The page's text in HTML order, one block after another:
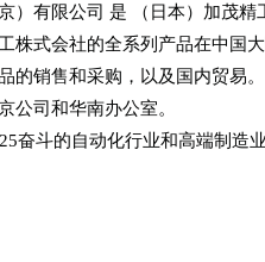
）有限公司 是 （日本）加茂精
株式会社的全系列产品在中国
的销售和采购，以及国内贸易。
公司和华南办公室。
奋斗的自动化行业和高端制造